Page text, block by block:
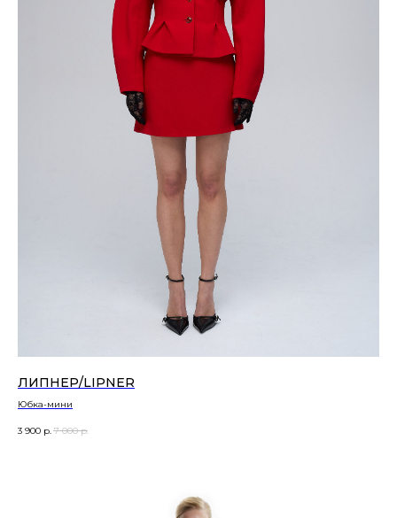
ЛИПНЕР/LIPNER
Юбка-мини
3 900 р. 7 000 р.